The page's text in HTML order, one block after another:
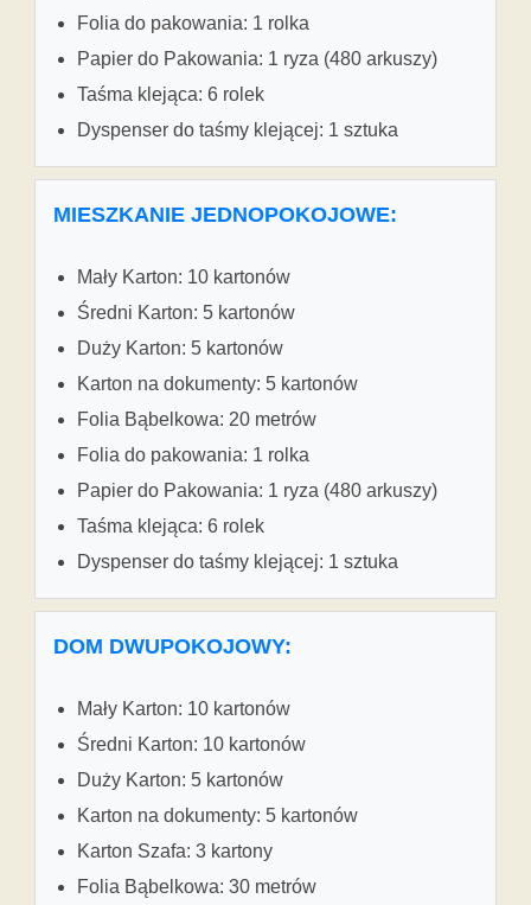
Folia do pakowania: 1 rolka
Papier do Pakowania: 1 ryza (480 arkuszy)
Taśma klejąca: 6 rolek
Dyspenser do taśmy klejącej: 1 sztuka
MIESZKANIE JEDNOPOKOJOWE:
Mały Karton: 10 kartonów
Średni Karton: 5 kartonów
Duży Karton: 5 kartonów
Karton na dokumenty: 5 kartonów
Folia Bąbelkowa: 20 metrów
Folia do pakowania: 1 rolka
Papier do Pakowania: 1 ryza (480 arkuszy)
Taśma klejąca: 6 rolek
Dyspenser do taśmy klejącej: 1 sztuka
DOM DWUPOKOJOWY:
Mały Karton: 10 kartonów
Średni Karton: 10 kartonów
Duży Karton: 5 kartonów
Karton na dokumenty: 5 kartonów
Karton Szafa: 3 kartony
Folia Bąbelkowa: 30 metrów